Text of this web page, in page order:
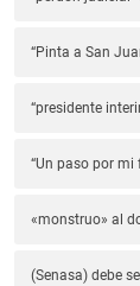
“Pinta a San
“presidente
“Un paso por mi
«monstruo» al
(Senasa) debe